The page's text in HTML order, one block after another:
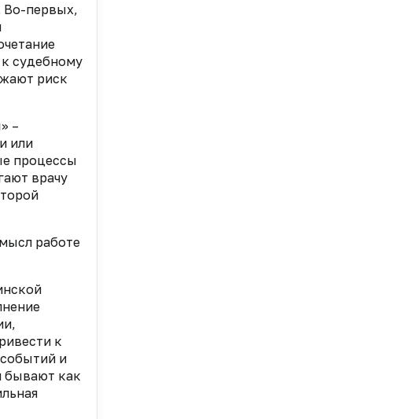
Во-первых,
судебному
риск
–
или
процессы
врачу
работе
к
и
бывают как